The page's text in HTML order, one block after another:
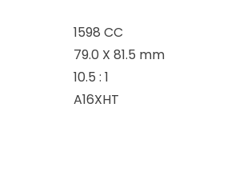
1598 CC
79.0 X 81.5 mm
10.5 : 1
A16XHT